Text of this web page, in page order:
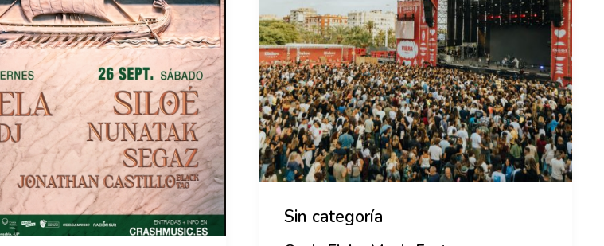
Sin categoría